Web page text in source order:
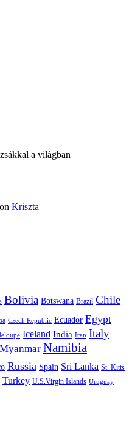
a világban
Kriszta
Bolivia Botswana Brazil Chile
Czech Republic Ecuador Egypt
Iceland India Iran Italy
Myanmar Namibia
Russia Spain Sri Lanka St. Kitts
Turkey U.S.Virgin Islands Uruguay